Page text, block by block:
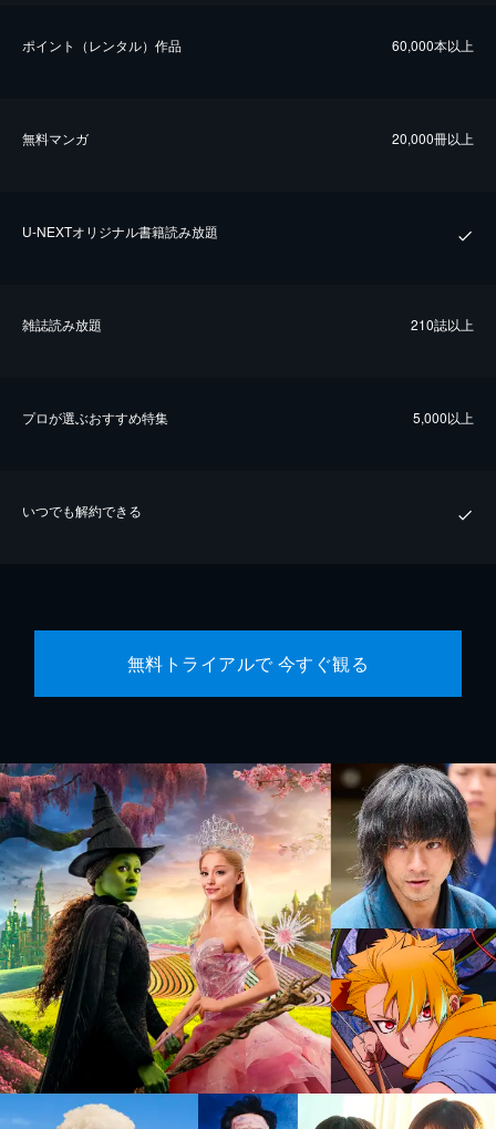
ポイント（レンタル）作品 60,000本以上
無料マンガ 20,000冊以上
U-NEXTオリジナル書籍読み放題
雑誌読み放題 210誌以上
プロが選ぶおすすめ特集 5,000以上
いつでも解約できる
無料トライアルで 今すぐ観る